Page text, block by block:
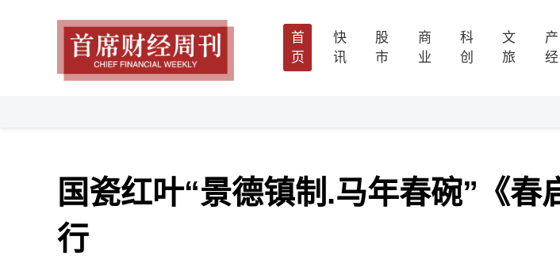
首
页
快
讯
股
市
商
业
科
创
文
旅
产
经
国瓷红叶“景德镇制.马年春碗”《
行